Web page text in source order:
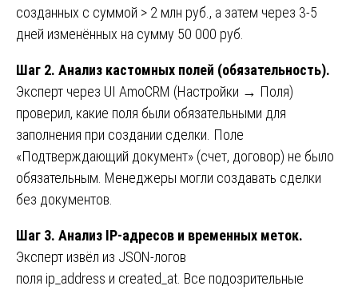
созданных с суммой > 2 млн руб., а затем через 3-5
дней изменённых на сумму 50 000 руб.
Шаг 2. Анализ кастомных полей (обязательность).
Эксперт через UI AmoCRM (Настройки → Поля)
проверил, какие поля были обязательными для
заполнения при создании сделки. Поле
«Подтверждающий документ» (счет, договор) не было
обязательным. Менеджеры могли создавать сделки
без документов.
Шаг 3. Анализ IP-адресов и временных меток.
Эксперт извёл из JSON-логов
поля ip_address и created_at. Все подозрительные